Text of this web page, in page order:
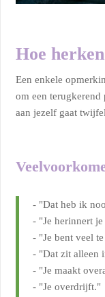
Hoe
Een enkele
om een
aan jezelf gaat
- "Dat heb ik
- "Je herinnert
- "Je bent veel
- "Dat zit alleen
- "Je maakt
- "Je overdrijft."